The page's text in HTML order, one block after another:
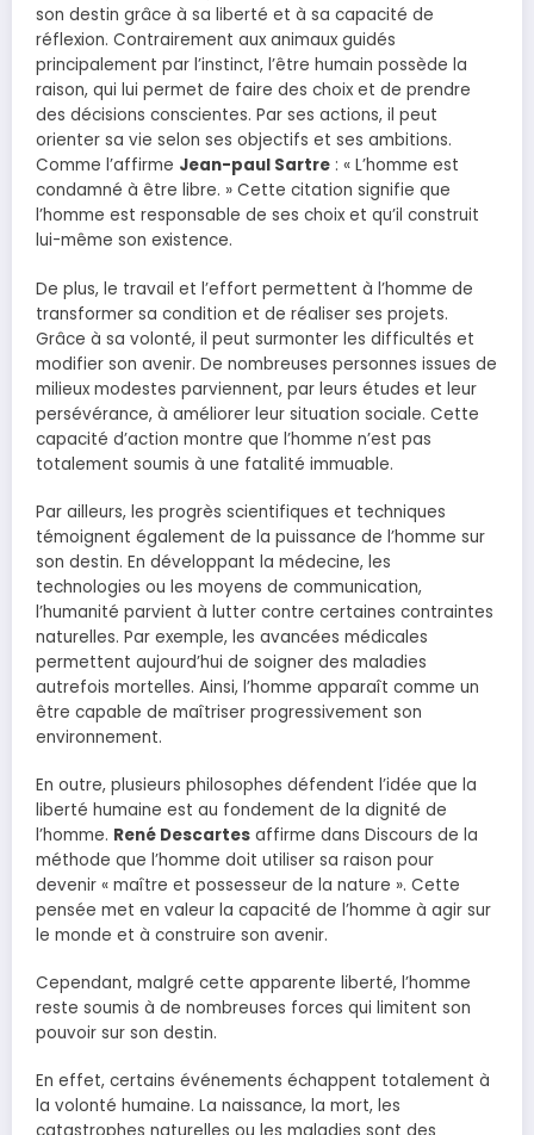
son destin grâce à sa liberté et à sa capacité de
réflexion. Contrairement aux animaux guidés
principalement par l’instinct, l’être humain possède la
raison, qui lui permet de faire des choix et de prendre
des décisions conscientes. Par ses actions, il peut
orienter sa vie selon ses objectifs et ses ambitions.
Comme l’affirme Jean-paul Sartre : « L’homme est
condamné à être libre. » Cette citation signifie que
l’homme est responsable de ses choix et qu’il construit
lui-même son existence.
De plus, le travail et l’effort permettent à l’homme de
transformer sa condition et de réaliser ses projets.
Grâce à sa volonté, il peut surmonter les difficultés et
modifier son avenir. De nombreuses personnes issues de
milieux modestes parviennent, par leurs études et leur
persévérance, à améliorer leur situation sociale. Cette
capacité d’action montre que l’homme n’est pas
totalement soumis à une fatalité immuable.
Par ailleurs, les progrès scientifiques et techniques
témoignent également de la puissance de l’homme sur
son destin. En développant la médecine, les
technologies ou les moyens de communication,
l’humanité parvient à lutter contre certaines contraintes
naturelles. Par exemple, les avancées médicales
permettent aujourd’hui de soigner des maladies
autrefois mortelles. Ainsi, l’homme apparaît comme un
être capable de maîtriser progressivement son
environnement.
En outre, plusieurs philosophes défendent l’idée que la
liberté humaine est au fondement de la dignité de
l’homme. René Descartes affirme dans Discours de la
méthode que l’homme doit utiliser sa raison pour
devenir « maître et possesseur de la nature ». Cette
pensée met en valeur la capacité de l’homme à agir sur
le monde et à construire son avenir.
Cependant, malgré cette apparente liberté, l’homme
reste soumis à de nombreuses forces qui limitent son
pouvoir sur son destin.
En effet, certains événements échappent totalement à
la volonté humaine. La naissance, la mort, les